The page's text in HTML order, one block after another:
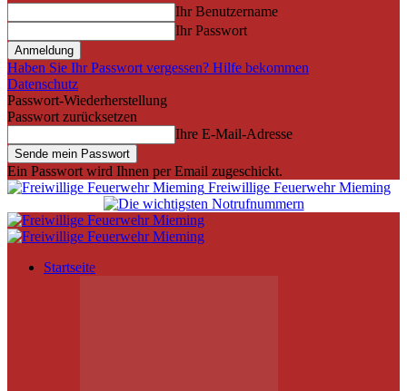
Ihr Benutzername
Ihr Passwort
Haben Sie Ihr Passwort vergessen? Hilfe bekommen
Datenschutz
Passwort-Wiederherstellung
Passwort zurücksetzen
Ihre E-Mail-Adresse
Ein Passwort wird Ihnen per Email zugeschickt.
Freiwillige Feuerwehr Mieming
Startseite